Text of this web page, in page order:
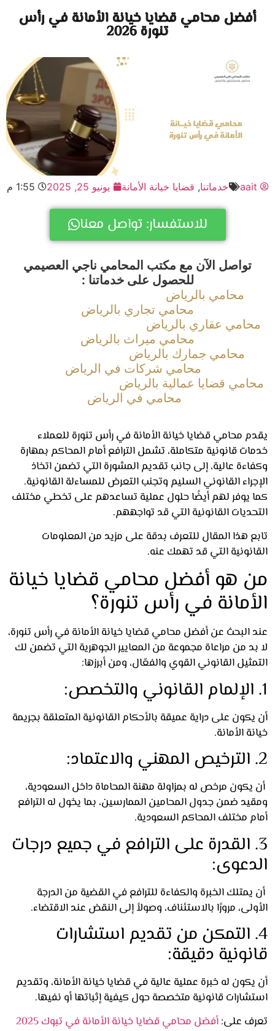
محامي قضايا خيانة الأمانة في رأس
تنورة 2026
خدماتنا,قضايا خيانة الأمانة يونيو 25, 2025 1:55 م
للاستفسار: تواصل معنا
تواصل الآن مع مكتب المحامي ناجي العصيمي
للحصول على خدماتنا :
محامي بالرياض
محامي تجاري بالرياض
عقاري بالرياض
محامي ميراث بالرياض
محامي جمارك بالرياض
محامي شركات في الرياض
قضايا عمالية بالرياض
محامي في الرياض
محامي قضايا خيانة الأمانة في رأس تنورة للعملاء
قانونية متكاملة، تشمل الترافع أمام المحاكم بمهارة
عالية، إلى جانب تقديم المشورة التي تضمن اتخاذ
القانوني السليم وتجنب التعرض للمساءلة القانونية.
يوفر لهم أيضًا حلول عملية تساعدهم على تخطي مختلف
القانونية التي قد تواجههم.
هذا المقال للتعرف بدقة على مزيد من المعلومات
التي قد تهمك عنه.
هو أفضل محامي قضايا خيانة
في رأس تنورة؟
البحث عن أفضل محامي قضايا خيانة الأمانة في رأس تنورة،
من مراعاة مجموعة من المعايير الجوهرية التي تضمن لك
القانوني القوي والفعّال، ومن أبرزها:
على دراية عميقة بالأحكام القانونية المتعلقة بجريمة
الأمانة.
مرخص له بمزاولة مهنة المحاماة داخل السعودية،
ضمن جدول المحامين الممارسين، بما يخول له الترافع
مختلف المحاكم السعودية.
القدرة على الترافع في جميع درجات
الخبرة والكفاءة للترافع في القضية من الدرجة
مرورًا بالاستئناف، وصولاً إلى النقض عند الاقتضاء.
التمكن من تقديم استشارات
دقيقة:
له خبرة عملية عالية في قضايا خيانة الأمانة، وتقديم
قانونية متخصصة حول كيفية إثباتها أو نفيها.
على: أفضل محامي قضايا خيانة الأمانة في تبوك 2025